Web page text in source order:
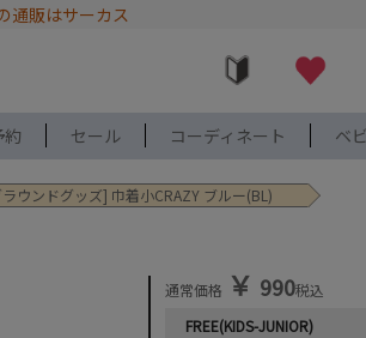
通販はサーカス
約 セール コーディネート ベ
ウンドグッズ] 巾着小CRAZY ブルー(BL)
通常価格 ￥ 990税込
FREE(KIDS-JUNIOR)